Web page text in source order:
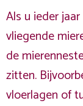
Als u ieder
vliegende
de
zitten.
vloerlagen of